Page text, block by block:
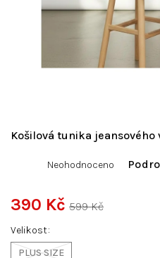
Velikost
PLUS SIZE
599 Kč
390 Kč
Košilová tunika jeansového
hodnocení
je
0,0
z
hvězdiček.
Neohodnoceno